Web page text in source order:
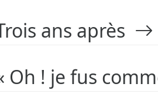
ans après
Oh ! je fus